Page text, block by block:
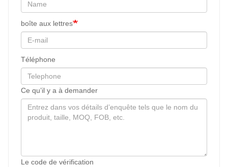
boîte aux lettres
Téléphone
Ce qu’il y a à demander
Le code de vérification